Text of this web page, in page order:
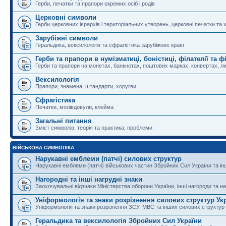
Герби, печатки та прапори окремих осіб і родів
Церковні символи
Герби церковних ієрархів і територіальних утворень, церковні печатки та
Зарубіжні символи
Геральдика, вексилологія та сфрагістика зарубіжних країн
Герби та прапори в нумізматиці, боністиці, філателії та
Герби та прапори на монетах, банкнотах, поштових марках, конвертах,
Вексилологія
Прапори, знамена, штандарти, хоругви
Сфрагістика
Печатки, молівдовули, клейма
Загальні питання
Зміст символів; теорія та практика; проблеми
ВІЙСЬКОВА СИМВОЛІКА
Нарукавні емблеми (патчі) силових структур
Нарукавні емблеми (патчі) військових частин Збройних Сил України та
Нагородні та інші нагрудні знаки
Заохочувальні відзнаки Міністерства оборони України, інші нагороди та
Уніформологія та знаки розрізнення силових структур
Уніформологія та знаки розрізнення ЗСУ, МВС та інших силових структур
Геральдика та вексилологія Збройних Сил України